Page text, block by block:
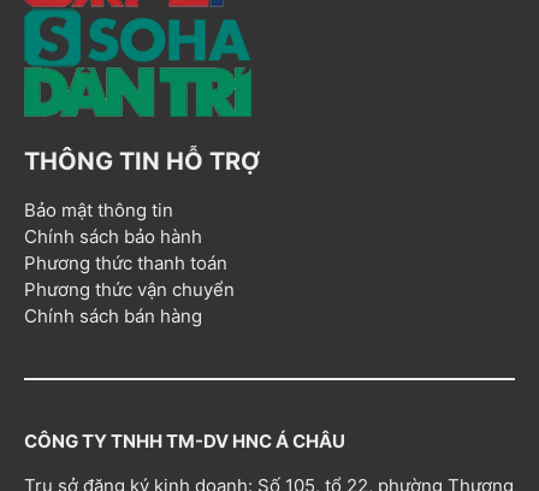
THÔNG TIN HỖ TRỢ
Bảo mật thông tin
Chính sách bảo hành
Phương thức thanh toán
Phương thức vận chuyển
Chính sách bán hàng
CÔNG TY TNHH TM-DV HNC Á CHÂU
Trụ sở đăng ký kinh doanh: Số 105, tổ 22, phường Thượng